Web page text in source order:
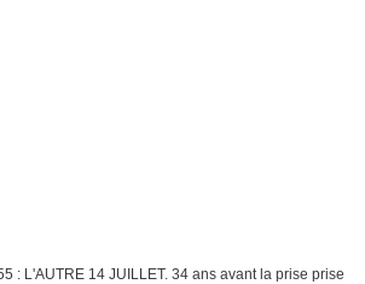
: L'AUTRE 14 JUILLET. 34 ans avant la prise prise